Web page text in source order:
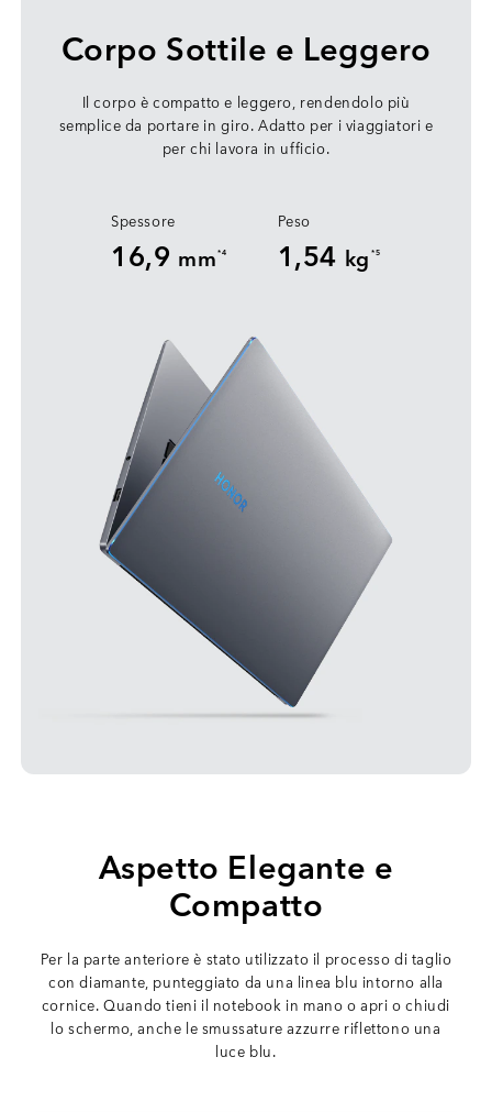
Corpo Sottile e Leggero
Il corpo è compatto e leggero, rendendolo più
semplice da portare in giro. Adatto per i viaggiatori e
per chi lavora in ufficio.
Spessore
16,9 mm *4
Peso
1,54 kg *5
Aspetto Elegante e
Compatto
Per la parte anteriore è stato utilizzato il processo di taglio
con diamante, punteggiato da una linea blu intorno alla
cornice. Quando tieni il notebook in mano o apri o chiudi
lo schermo, anche le smussature azzurre riflettono una
luce blu.